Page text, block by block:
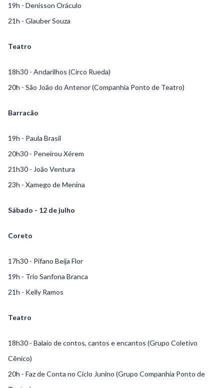
19h - Denisson Oráculo
21h - Glauber Souza
Teatro
18h30 - Andarilhos (Circo Rueda)
20h - São João do Antenor (Companhia Ponto de Teatro)
Barracão
19h - Paula Brasil
20h30 - Peneirou Xérem
21h30 - João Ventura
23h - Xamego de Menina
Sábado - 12 de julho
Coreto
17h30 - Pífano Beija Flor
19h - Trio Sanfona Branca
21h - Kelly Ramos
Teatro
18h30 - Balaio de contos, cantos e encantos (Grupo Coletivo
Cênico)
20h - Faz de Conta no Ciclo Junino (Grupo Companhia Ponto de